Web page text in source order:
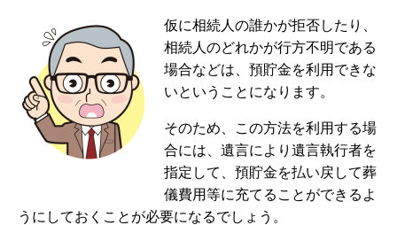
仮に相続人の誰かが拒否したり、
相続人のどれかが行方不明である
場合などは、預貯金を利用できな
いということになります。
そのため、この方法を利用する場
合には、遺言により遺言執行者を
指定して、預貯金を払い戻して葬
儀費用等に充てることができるよ
うにしておくことが必要になるでしょう。